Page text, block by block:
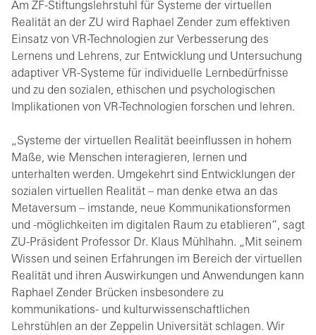
Am ZF-Stiftungslehrstuhl für Systeme der virtuellen
Realität an der ZU wird Raphael Zender zum effektiven
Einsatz von VR-Technologien zur Verbesserung des
Lernens und Lehrens, zur Entwicklung und Untersuchung
adaptiver VR-Systeme für individuelle Lernbedürfnisse
und zu den sozialen, ethischen und psychologischen
Implikationen von VR-Technologien forschen und lehren.
„Systeme der virtuellen Realität beeinflussen in hohem
Maße, wie Menschen interagieren, lernen und
unterhalten werden. Umgekehrt sind Entwicklungen der
sozialen virtuellen Realität – man denke etwa an das
Metaversum – imstande, neue Kommunikationsformen
und -möglichkeiten im digitalen Raum zu etablieren“, sagt
ZU-Präsident Professor Dr. Klaus Mühlhahn. „Mit seinem
Wissen und seinen Erfahrungen im Bereich der virtuellen
Realität und ihren Auswirkungen und Anwendungen kann
Raphael Zender Brücken insbesondere zu
kommunikations- und kulturwissenschaftlichen
Lehrstühlen an der Zeppelin Universität schlagen. Wir